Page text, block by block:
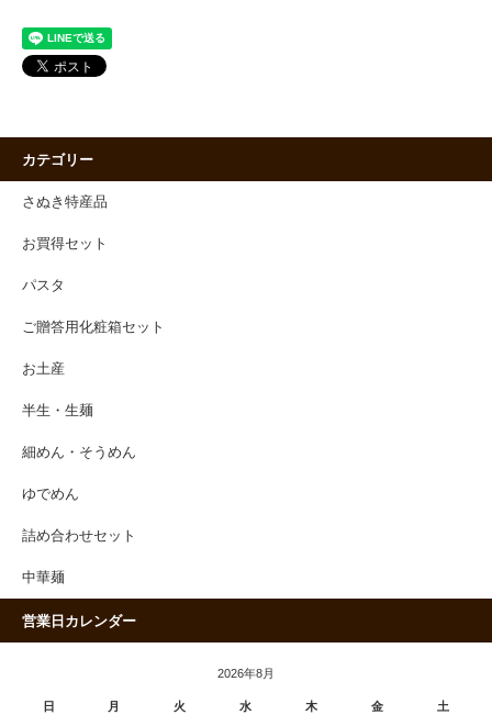
カテゴリー
さぬき特産品
お買得セット
パスタ
ご贈答用化粧箱セット
お土産
半生・生麺
細めん・そうめん
ゆでめん
詰め合わせセット
中華麺
営業日カレンダー
2026年8月
日 月 火 水 木 金 土